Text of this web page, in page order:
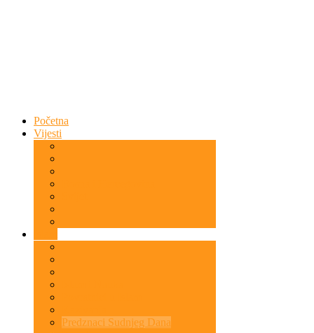
Početna
Vijesti
Predznaci Sudnjeg Dana